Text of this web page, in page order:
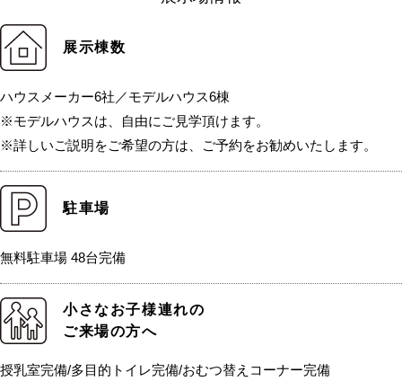
展示棟数
ハウスメーカー6社／モデルハウス6棟
※モデルハウスは、自由にご見学頂けます。
※詳しいご説明をご希望の方は、ご予約をお勧めいたします。
駐車場
無料駐車場 48台完備
小さなお子様連れの
ご来場の方へ
授乳室完備/多目的トイレ完備/おむつ替えコーナー完備